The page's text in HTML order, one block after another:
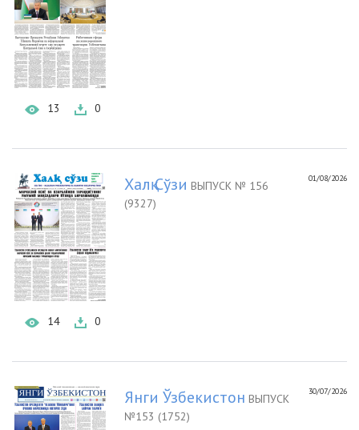
13 0
14 0
01/08/2026
Халқ Сўзи ВЫПУСК № 156
(9327)
30/07/2026
Янги Ўзбекистон ВЫПУСК
№153 (1752)